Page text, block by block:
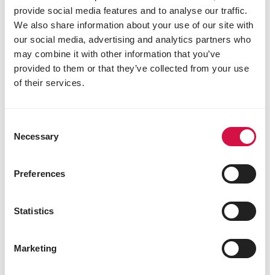
provide social media features and to analyse our traffic.
We also share information about your use of our site with
our social media, advertising and analytics partners who
may combine it with other information that you’ve
provided to them or that they’ve collected from your use
of their services.
Selection
Necessary
Preferences
Statistics
Marketing
ESPÈCES
Quelles sont ces jolies mésanges qui
ont élu domicile dans mon jardin?